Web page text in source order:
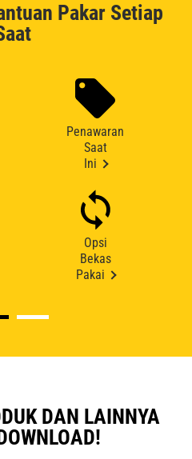
Pakar Setiap
Penawaran
Saat
Ini
Opsi
Bekas
Pakai
DAN LAINNYA